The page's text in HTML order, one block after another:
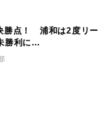
勝点！ 浦和は2度リー
勝利に…